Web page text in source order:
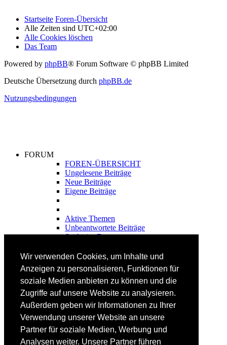
Wir verwenden Cookies, um Inhalte und
Anzeigen zu personalisieren, Funktionen für
soziale Medien anbieten zu können und die
Zugriffe auf unsere Website zu analysieren.
Außerdem geben wir Informationen zu Ihrer
Verwendung unserer Website an unsere
Partner für soziale Medien, Werbung und
Analysen weiter. Unsere Partner führen
Startseite Foren-Übersicht
Alle Zeiten sind UTC+02:00
Alle Cookies löschen
Das Team
Powered by phpBB® Forum Software © phpBB Limited
Deutsche Übersetzung durch phpBB.de
Nutzungsbedingungen
FORUM
FOREN-ÜBERSICHT
Ungelesene Beiträge
Neue Beiträge
Eigene Beiträge
Aktive Themen
Unbeantwortete Beiträge
Suche im Forum
FAHRTECHNIK
Fortgeschrittene
Lehrplan
Videoanalyse
SKI
SKITEST
Ski-FAQ